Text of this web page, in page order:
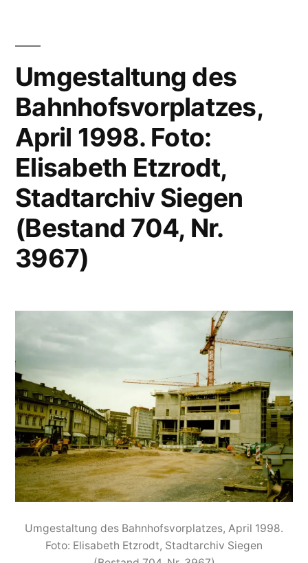
Umgestaltung des
Bahnhofsvorplatzes,
April 1998. Foto:
Elisabeth Etzrodt,
Stadtarchiv Siegen
(Bestand 704, Nr.
3967)
Umgestaltung des Bahnhofsvorplatzes, April 1998.
Foto: Elisabeth Etzrodt, Stadtarchiv Siegen